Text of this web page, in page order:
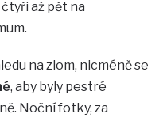
až pět na
na zlom, nicméně se
, aby byly pestré
Noční fotky, za